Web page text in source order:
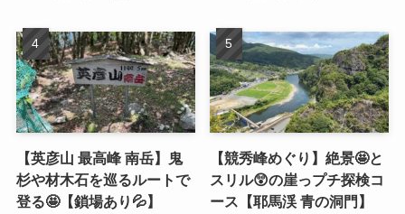
【英彦山 最高峰 南岳】鬼
杉や材木石を巡るルートで
登る🤩【鎖場あり💦】
【競秀峰めぐり】絶景🤩と
スリル😲の崖っプチ探検コ
ース【耶馬渓 青の洞門】